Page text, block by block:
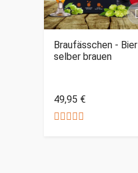
Braufässchen - Bier
selber brauen
49,95 €